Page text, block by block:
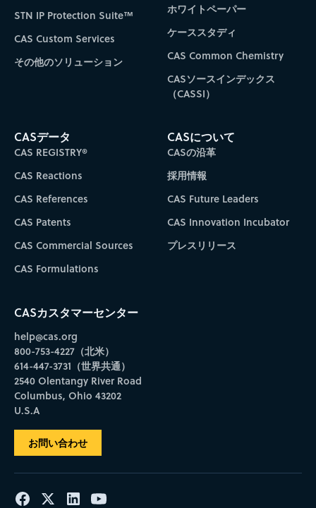
STN IP Protection Suite™
CAS Custom Services
その他のソリューション
ホワイトペーパー
ケーススタディ
CAS Common Chemistry
CASソースインデックス
（CASSI）
CASデータ
CAS REGISTRY®
CAS Reactions
CAS References
CAS Patents
CAS Commercial Sources
CAS Formulations
CASについて
CASの沿革
採用情報
CAS Future Leaders
CAS Innovation Incubator
プレスリリース
CASカスタマーセンター
help@cas.org
800-753-4227（北米）
614-447-3731（世界共通）
2540 Olentangy River Road
Columbus, Ohio 43202
U.S.A
お問い合わせ